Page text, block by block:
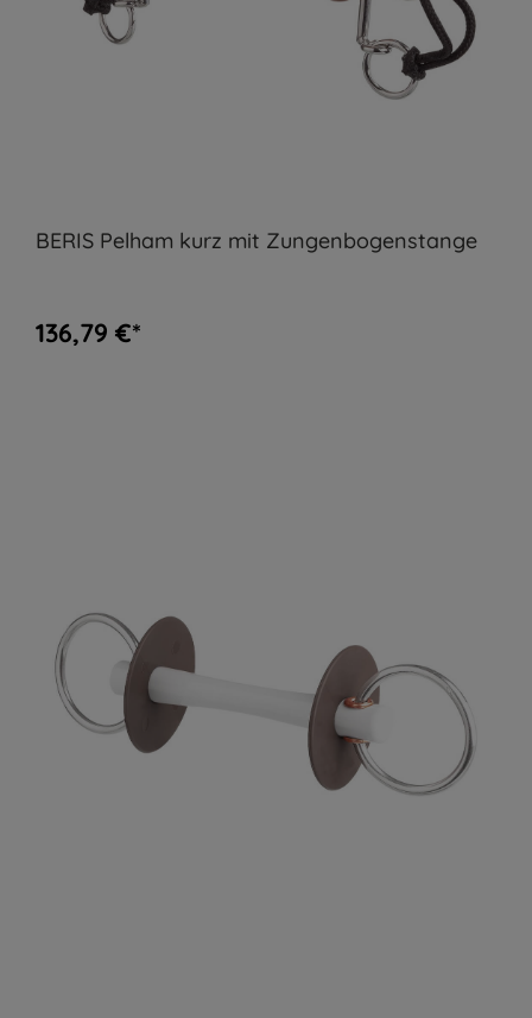
BERIS Pelham kurz mit Zungenbogenstange
136,79 €*